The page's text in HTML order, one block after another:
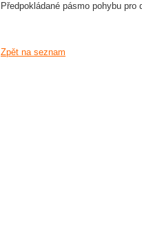
Předpokládané pásmo pohybu
Zpět na seznam